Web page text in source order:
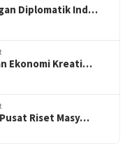
Diplomatik Ind…
Ekonomi Kreati…
Riset Masy…